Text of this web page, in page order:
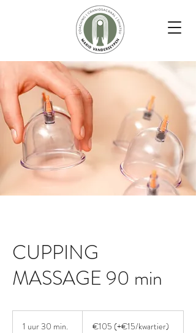
CUPPING
MASSAGE 90 min
1 uur 30 min.
€15/kwartier)
€105 (+€15/kwartier)